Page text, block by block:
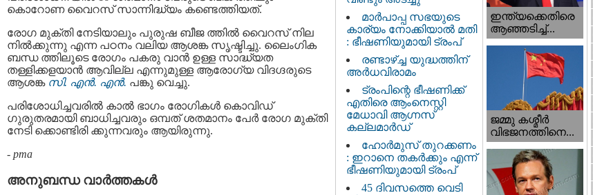
കൊറോണ വൈറസ് സാന്നിദ്ധ്യം കണ്ടെത്തിയത്.
രോഗ മുക്തി നേടിയാലും പുരുഷ ബീജ ത്തിൽ വൈറസ് നില
നിൽക്കുന്നു എന്ന പഠനം വലിയ ആശങ്ക സൃഷ്ടിച്ചു. ലൈംഗിക
ബന്ധ ത്തിലൂടെ രോഗം പകരു വാന്‍ ഉള്ള സാദ്ധ്യത
തള്ളിക്കളയാന്‍ ആവില്ല എന്നുമുള്ള ആരോഗ്യ വിദഗ്ദരുടെ
ആശങ്ക സി. എൻ. എൻ. പങ്കു വെച്ചു.
പരിശോധിച്ചവരില്‍ കാൽ ഭാഗം രോഗികൾ കൊവിഡ്
ഗുരുതരമായി ബാധിച്ചവരും ഒമ്പത് ശതമാനം പേർ രോഗ മുക്തി
നേടി ക്കൊണ്ടിരി ക്കുന്നവരും ആയിരുന്നു.
- pma
അനുബന്ധ വാര്‍ത്തകള്‍
മാർപാപ്പ സഭയുടെ
കാര്യം നോക്കിയാൽ മതി
: ഭീഷണിയുമായി ട്രംപ്
രണ്ടാഴ്ച്ച യുദ്ധത്തിന്
അർധവിരാമം
ട്രംപിന്റെ ഭീഷണിക്ക്
എതിരെ ആംനെസ്റ്റി
മേധാവി ആഗ്നസ്
കല്ലമാർഡ്
ഹോർമുസ് തുറക്കണം
: ഇറാനെ തകർക്കും എന്ന്
ഭീഷണിയുമായി ട്രംപ്
45 ദിവസത്തെ വെടി
ഇന്ത്യക്കെതിരെ
ആഞ്ഞടിച്ച്...
ജമ്മു കശ്മീ‍ർ
വിഭജനത്തിനെ...